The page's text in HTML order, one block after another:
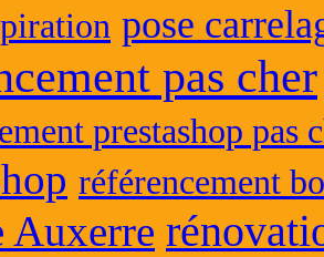
pose
pas cher
prestashop pas
référencement
Auxerre